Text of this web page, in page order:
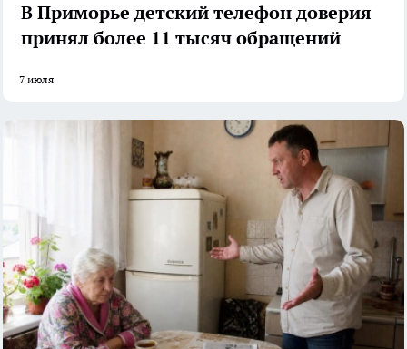
В Приморье детский телефон доверия
принял более 11 тысяч обращений
7 июля